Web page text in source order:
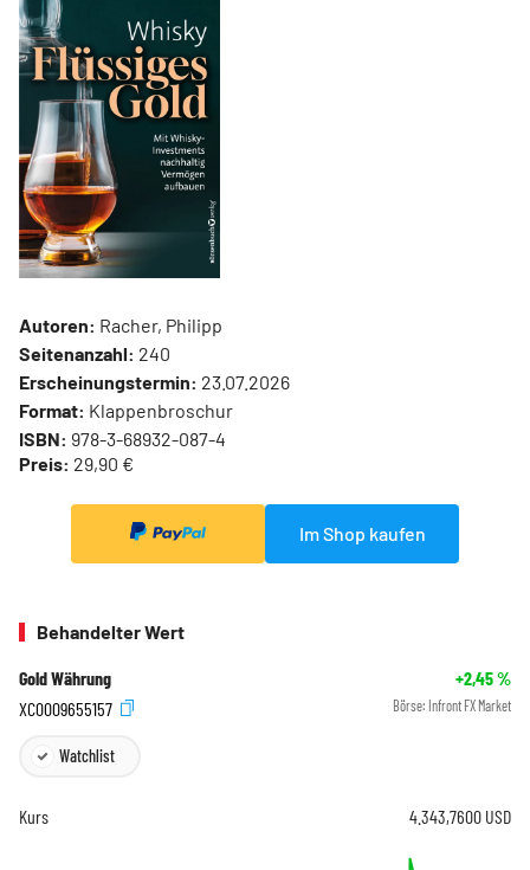
Autoren: Racher, Philipp
Seitenanzahl: 240
Erscheinungstermin: 23.07.2026
Format: Klappenbroschur
ISBN: 978-3-68932-087-4
Preis: 29,90 €
Im Shop kaufen
Behandelter Wert
Gold Währung +2,45%
XC0009655157
Börse: Infront FX Market
Watchlist
Kurs 4.343,7600 USD